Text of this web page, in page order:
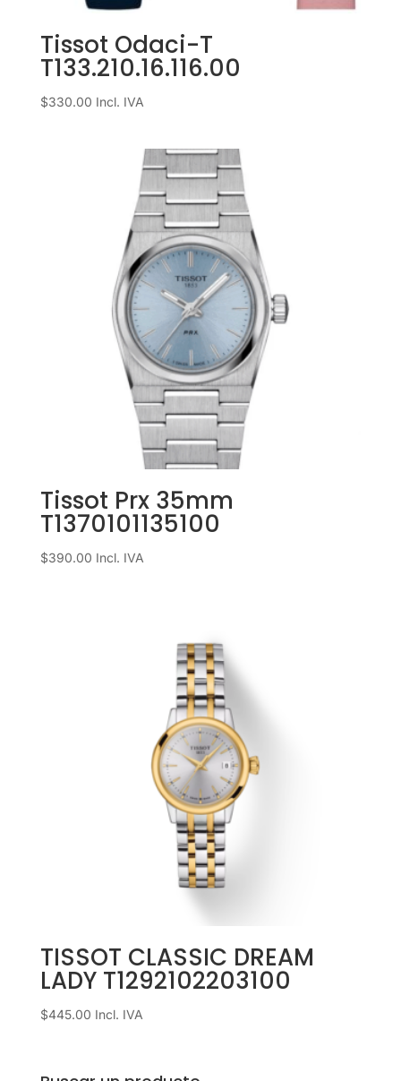
Tissot Odaci-T
T133.210.16.116.00
$330.00 Incl. IVA
Tissot Prx 35mm
T1370101135100
$390.00 Incl. IVA
TISSOT CLASSIC DREAM
LADY T1292102203100
$445.00 Incl. IVA